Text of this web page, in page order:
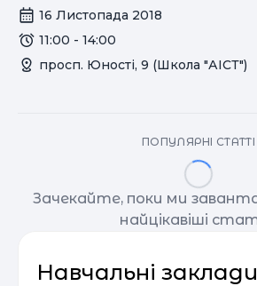
16 Листопада 2018
11:00 - 14:00
просп. Юності, 9 (Школа "АІСТ")
ПОПУЛЯРНІ СТАТТІ
Зачекайте, поки ми
найцікавіші
Навчальні заклади